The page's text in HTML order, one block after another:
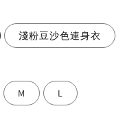
淺粉豆沙色連身衣
M L